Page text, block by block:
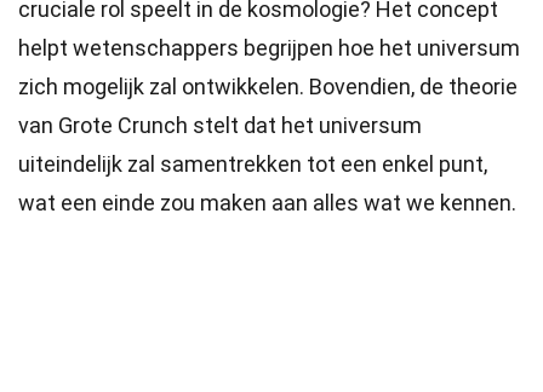
cruciale rol speelt in de kosmologie? Het concept
helpt wetenschappers begrijpen hoe het universum
zich mogelijk zal ontwikkelen. Bovendien, de theorie
van Grote Crunch stelt dat het universum
uiteindelijk zal samentrekken tot een enkel punt,
wat een einde zou maken aan alles wat we kennen.